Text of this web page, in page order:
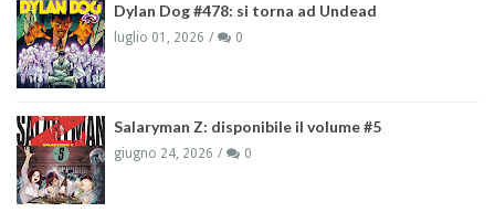
Dylan Dog #478: si torna ad Undead
luglio 01, 2026 0
Salaryman Z: disponibile il volume #5
giugno 24, 2026 0